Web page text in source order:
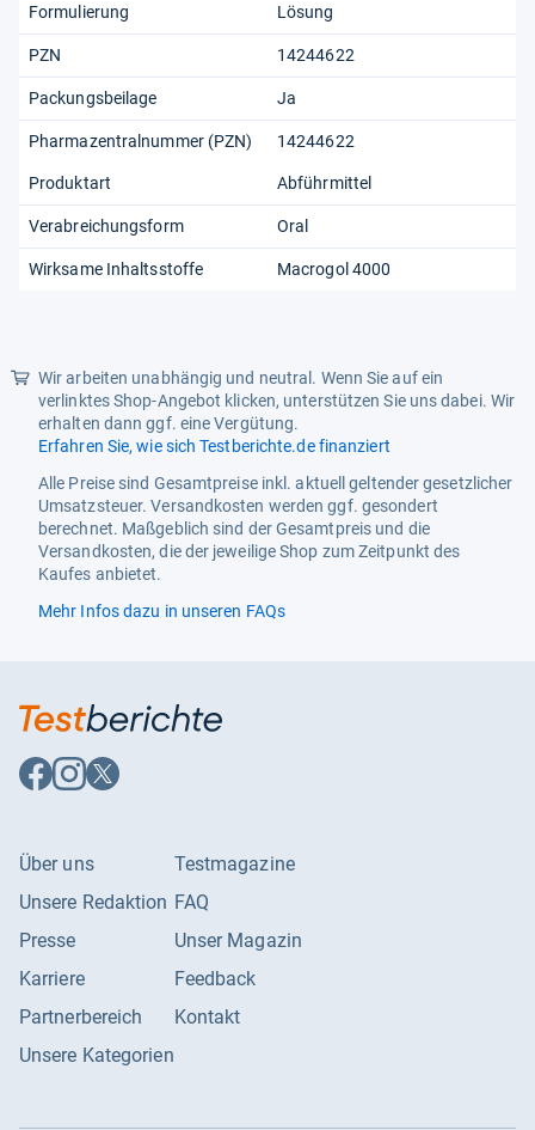
Formulierung Lösung
PZN 14244622
Packungsbeilage Ja
Pharmazentralnummer (PZN) 14244622
Produktart Abführmittel
Verabreichungsform Oral
Wirksame Inhaltsstoffe Macrogol 4000
Wir arbeiten unabhängig und neutral. Wenn Sie auf ein
verlinktes Shop-Angebot klicken, unterstützen Sie uns dabei. Wir
erhalten dann ggf. eine Vergütung.
Erfahren Sie, wie sich Testberichte.de finanziert
Alle Preise sind Gesamtpreise inkl. aktuell geltender gesetzlicher
Umsatzsteuer. Versandkosten werden ggf. gesondert
berechnet. Maßgeblich sind der Gesamtpreis und die
Versandkosten, die der jeweilige Shop zum Zeitpunkt des
Kaufes anbietet.
Mehr Infos dazu in unseren FAQs
Auf
Facebook
Auf
Instagram
Auf
X
Über uns
Unsere Redaktion
Presse
Karriere
Partnerbereich
Unsere Kategorien
Testmagazine
FAQ
Unser Magazin
Feedback
Kontakt